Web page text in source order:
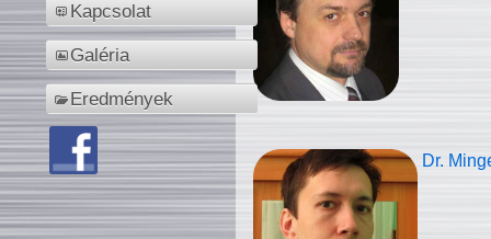
Kapcsolat
Galéria
Eredmények
Dr.